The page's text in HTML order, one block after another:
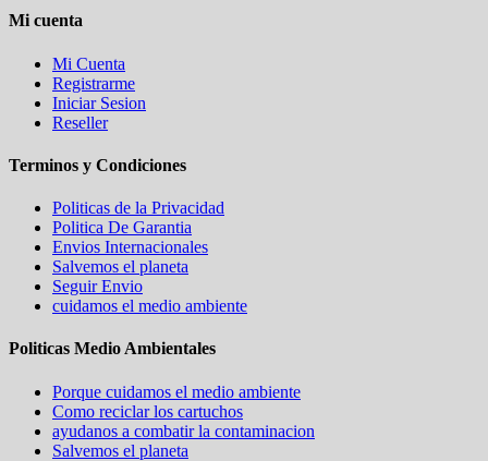
Mi cuenta
Mi Cuenta
Registrarme
Iniciar Sesion
Reseller
Terminos y Condiciones
Politicas de la Privacidad
Politica De Garantia
Envios Internacionales
Salvemos el planeta
Seguir Envio
cuidamos el medio ambiente
Politicas Medio Ambientales
Porque cuidamos el medio ambiente
Como reciclar los cartuchos
ayudanos a combatir la contaminacion
Salvemos el planeta